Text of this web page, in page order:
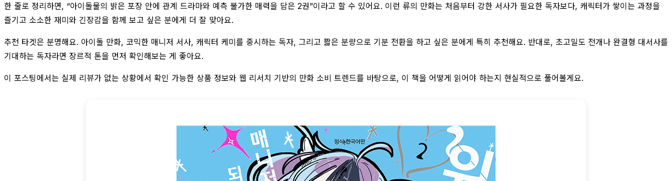
한 줄로 정리하면, “아이돌물의 밝은 포장 안에 관계 드라마와 예측 불가한 매력을 담은 2권”이라고 할 수 있어요. 이런 류의 만화는 처음부터 강한 서사가 필요한 독자보다, 캐릭터가 쌓이는 과정을
즐기고 소소한 재미와 긴장감을 함께 보고 싶은 분에게 더 잘 맞아요.
추천 타겟은 분명해요. 아이돌 만화, 코믹한 매니저 서사, 캐릭터 케미를 중시하는 독자, 그리고 짧은 분량으로 기분 전환을 하고 싶은 분에게 특히 추천해요. 반대로, 초고밀도 전개나 완결형 대서사를
기대하는 독자라면 장르적 톤을 먼저 확인해보는 게 좋아요.
이 포스팅에서는 실제 리뷰가 없는 상황에서 확인 가능한 상품 정보와 웹 리서치 기반의 만화 소비 트렌드를 바탕으로, 이 책을 어떻게 읽어야 하는지 현실적으로 풀어볼게요.